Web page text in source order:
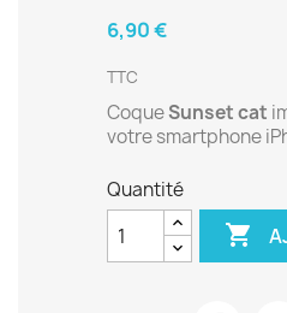
6,90 €
TTC
CoqueSunset cat
votre smartphone
Quantité
